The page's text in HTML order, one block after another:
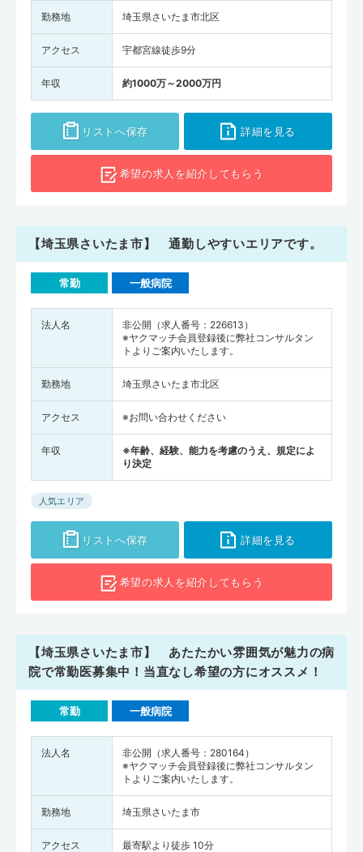
勤務地 埼玉県さいたま市北区
アクセス 宇都宮線徒歩9分
年収 約1000万～2000万円
リストへ保存 詳細を見る
希望の求人を紹介してもらう
【埼玉県さいたま市】 通勤しやすいエリアです。
常勤 一般病院
法人名
非公開（求人番号：226613）
※ヤクマッチ会員登録後に弊社コンサルタン
トよりご案内いたします。
勤務地 埼玉県さいたま市北区
アクセス ※お問い合わせください
年収
※年齢、経験、能力を考慮のうえ、規定によ
り決定
人気エリア
リストへ保存 詳細を見る
希望の求人を紹介してもらう
【埼玉県さいたま市】 あたたかい雰囲気が魅力の病
院で常勤医募集中！当直なし希望の方にオススメ！
常勤 一般病院
法人名
非公開（求人番号：280164）
※ヤクマッチ会員登録後に弊社コンサルタン
トよりご案内いたします。
勤務地 埼玉県さいたま市
アクセス 最寄駅より徒歩 10分